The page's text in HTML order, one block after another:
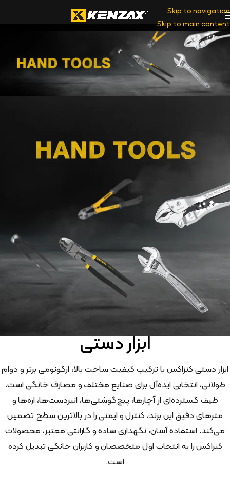
Skip to navigation
Skip to main content
ابزار دستی
ابزار دستی کنزاکس با ترکیب کیفیت ساخت بالا، ارگونومی برتر و دوام
طولانی، انتخابی ایده‌آل برای صنایع مختلف و مصارف خانگی است.
طیف گسترده‌ای از آچارها، پیچ‌گوشتی‌ها، انبردست‌ها، اره‌ها و
مترهای دقیق این برند، کنترل و ایمنی را در بالاترین سطح تضمین
می‌کند. استفاده آسان، نگهداری ساده و گارانتی معتبر، محصولات
کنزاکس را به انتخاب اول متخصصان و کاربران خانگی تبدیل کرده
است.